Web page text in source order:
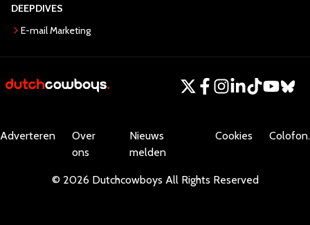
DEEPDIVES
E-mail Marketing
Adverteren
Over
ons
Nieuws
melden
Cookies Colofon.
© 2026 Dutchcowboys All Rights Reserved